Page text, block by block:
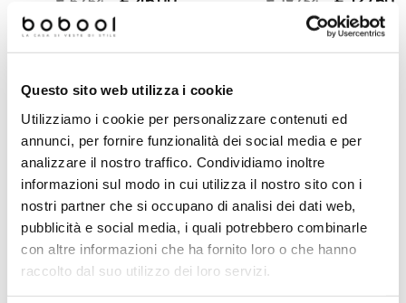
Questo sito web utilizza i cookie
Utilizziamo i cookie per personalizzare contenuti ed
annunci, per fornire funzionalità dei social media e per
analizzare il nostro traffico. Condividiamo inoltre
informazioni sul modo in cui utilizza il nostro sito con i
nostri partner che si occupano di analisi dei dati web,
pubblicità e social media, i quali potrebbero combinarle
con altre informazioni che ha fornito loro o che hanno
raccolto dal suo utilizzo dei loro servizi.
Prodotti simili